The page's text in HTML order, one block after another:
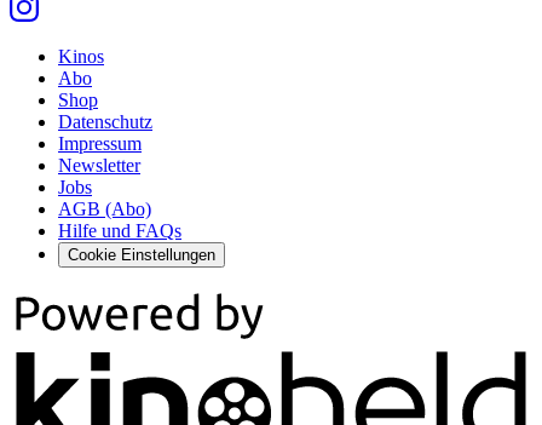
Kinos
Abo
Shop
Datenschutz
Impressum
Newsletter
Jobs
AGB (Abo)
Hilfe und FAQs
Cookie Einstellungen